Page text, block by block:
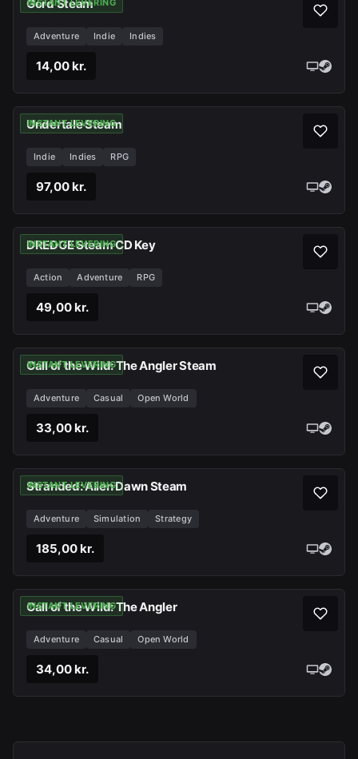
INSTANT LEVERING
Gord Steam
Adventure Indie Indies
14,00 kr.
INSTANT LEVERING
Undertale Steam
Indie Indies RPG
97,00 kr.
INSTANT LEVERING
DREDGE Steam CD Key
Action Adventure RPG
49,00 kr.
INSTANT LEVERING
Call of the Wild: The Angler Steam
Adventure Casual Open World
33,00 kr.
INSTANT LEVERING
Stranded: Alien Dawn Steam
Adventure Simulation Strategy
185,00 kr.
INSTANT LEVERING
Call of the Wild: The Angler
Adventure Casual Open World
34,00 kr.